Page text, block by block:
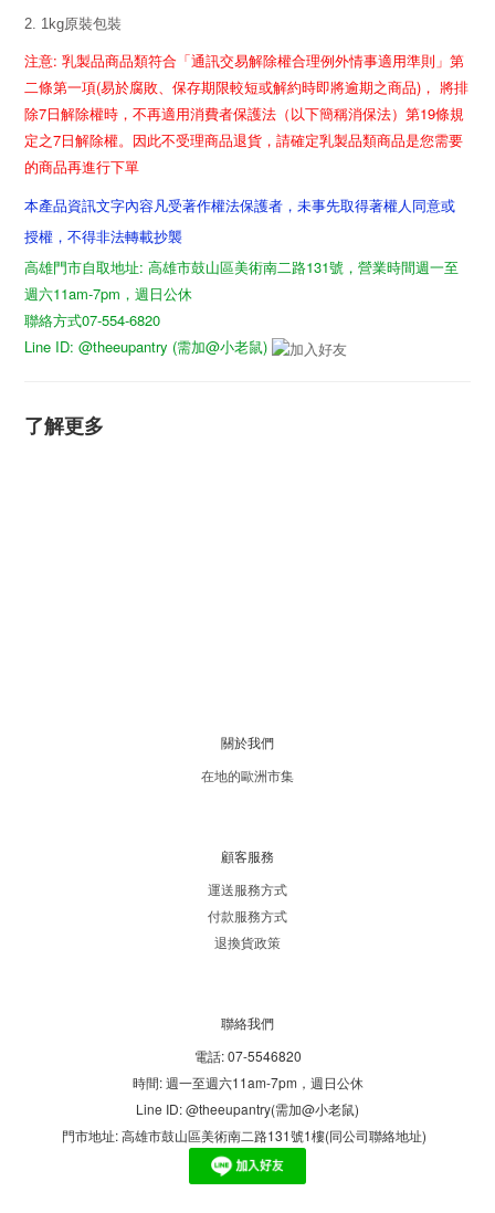
2. 1kg原裝包裝
注意: 乳製品商品類符合「通訊交易解除權合理例外情事適用準則」第
二條第一項(易於腐敗、保存期限較短或解約時即將逾期之商品)， 將排
除7日解除權時，不再適用消費者保護法（以下簡稱消保法）第19條規
定之7日解除權。因此不受理商品退貨，請確定乳製品類商品是您需要
的商品再進行下單
本產品資訊文字內容凡受著作權法保護者，未事先取得著權人同意或
授權，不得非法轉載抄襲
高雄門市自取地址: 高雄市鼓山區美術南二路131號，營業時間週一至
週六11am-7pm，週日公休
聯絡方式07-554-6820
Line ID: @theeupantry (需加@小老鼠)
了解更多
關於我們
在地的歐洲市集
顧客服務
運送服務方式
付款服務方式
退換貨政策
聯絡我們
電話: 07-5546820
時間: 週一至週六11am-7pm，週日公休
Line ID: @theeupantry(需加@小老鼠)
門市地址: 高雄市鼓山區美術南二路131號1樓(同公司聯絡地址)